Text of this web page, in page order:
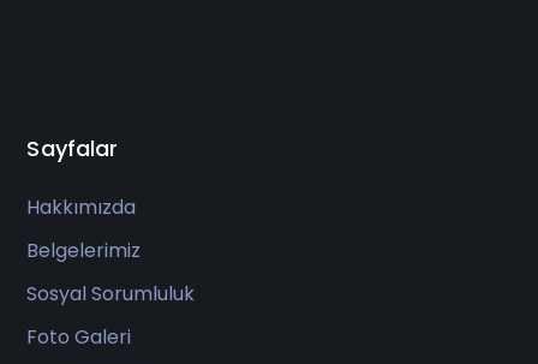
Sayfalar
Hakkımızda
Belgelerimiz
Sosyal Sorumluluk
Foto Galeri